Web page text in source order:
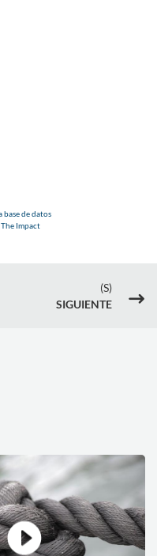
de datos
Impact
(S)
SIGUIENTE
$